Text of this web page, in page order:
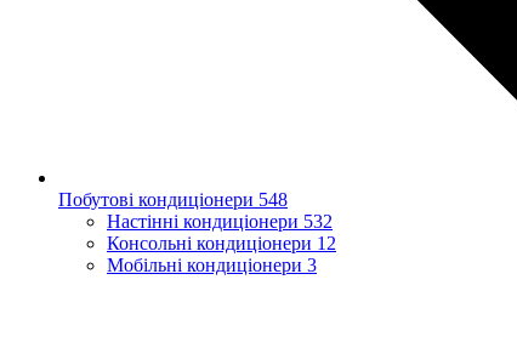
Побутові кондиціонери 548
Настінні кондиціонери 532
Консольні кондиціонери 12
Мобільні кондиціонери 3